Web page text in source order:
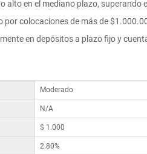
alto en el mediano plazo, superando
por colocaciones de más de
en depósitos a plazo fijo y
Moderado
N/A
$ 1.000
2.80%